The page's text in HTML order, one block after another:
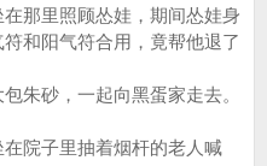
那里照顾怂娃，期间怂娃身
和阳气符合用，竟帮他退了
砂，一起向黑蛋家走去。
院子里抽着烟杆的老人喊